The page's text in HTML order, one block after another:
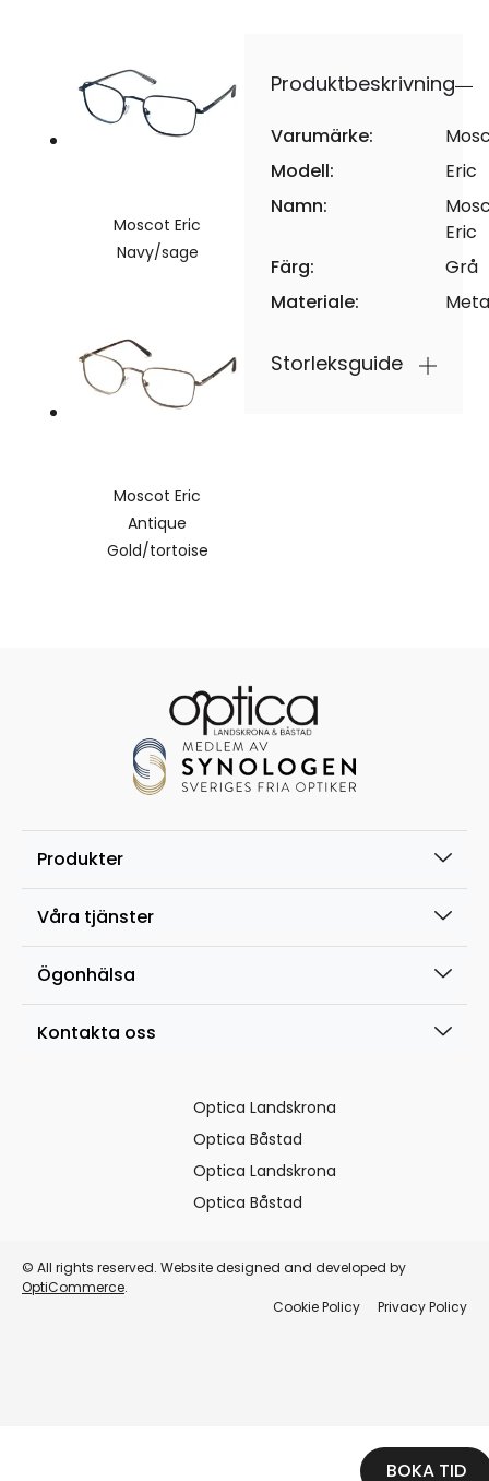
Moscot Eric
Navy/sage
Moscot Eric
Antique
Gold/tortoise
Produktbeskrivning
Varumärke:
Modell:
Eric
Namn:
Eric
Färg:
Grå
Materiale:
Storleksguide
Produkter
Våra tjänster
Ögonhälsa
Kontakta oss
Optica Landskrona
Optica Båstad
Optica Landskrona
Optica Båstad
© All rights reserved. Website designed and developed by
OptiCommerce.
Cookie Policy
Privacy Policy
BOKA TID